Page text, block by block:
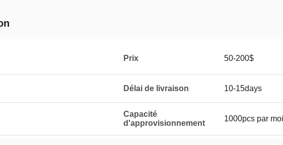
Prix 50-200$
Délai de livraison 10-15days
Capacité
d'approvisionnement
1000pcs par